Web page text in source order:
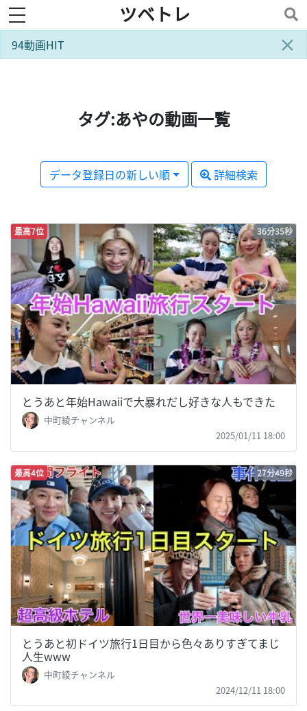
toggle navigation ツベトレ
×
94動画HIT
タグ:あやの動画一覧
データ登録日の新しい順 詳細検索
最高7位 36分35秒
とうあと年始Hawaiiで大暴れだし好きな人もできた
中町綾チャンネル
2025/01/11 18:00
最高4位 27分49秒
とうあと初ドイツ旅行1日目から色々ありすぎてまじ
人生www
中町綾チャンネル
2024/12/11 18:00